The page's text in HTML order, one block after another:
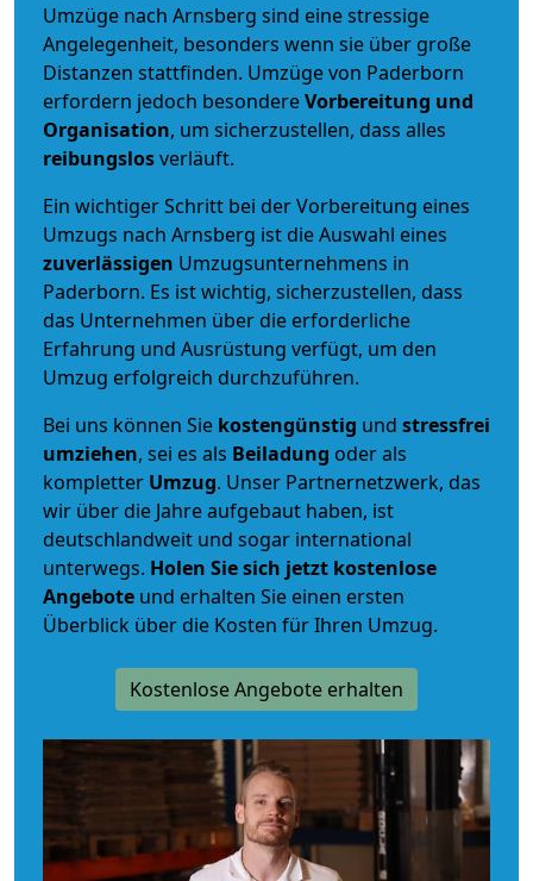
Umzüge nach Arnsberg sind eine stressige
Angelegenheit, besonders wenn sie über große
Distanzen stattfinden. Umzüge von Paderborn
erfordern jedoch besondereVorbereitung und
Organisation, um sicherzustellen, dass alles
reibungslosverläuft.
Ein wichtiger Schritt bei der Vorbereitung eines
Umzugs nach Arnsberg ist die Auswahl eines
zuverlässigen Umzugsunternehmens in
Paderborn. Es ist wichtig, sicherzustellen, dass
das Unternehmen über die erforderliche
Erfahrung und Ausrüstung verfügt, um den
Umzug erfolgreich durchzuführen.
Bei uns können Sie kostengünstig und stressfrei
umziehen, sei es als Beiladung oder als
kompletter Umzug. Unser Partnernetzwerk, das
wir über die Jahre aufgebaut haben, ist
deutschlandweit und sogar international
unterwegs. Holen Sie sich jetzt kostenlose
Angebote und erhalten Sie einen ersten
Überblick über die Kosten für Ihren Umzug.
Kostenlose Angebote erhalten